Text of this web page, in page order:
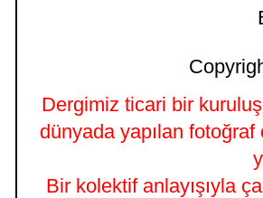
Dergimiz ticari bir kuruluş
dünyada yapılan fotoğraf
Bir kolektif anlayışıyla